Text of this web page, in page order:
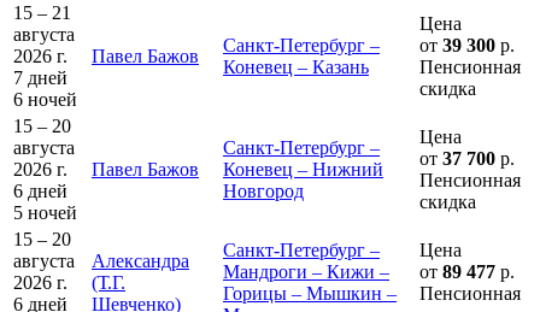
15 – 21
августа
2026 г.
7 дней
6 ночей
Павел Бажов
Санкт-Петербург –
Коневец – Казань
Цена
от 39 300 р.
Пенсионная
скидка
15 – 20
августа
2026 г.
6 дней
5 ночей
Павел Бажов
Санкт-Петербург –
Коневец – Нижний
Новгород
Цена
от 37 700 р.
Пенсионная
скидка
15 – 20
августа
2026 г.
6 дней
Александра
(Т.Г.
Шевченко)
Санкт-Петербург –
Мандроги – Кижи –
Горицы – Мышкин –
Цена
от 89 477 р.
Пенсионная